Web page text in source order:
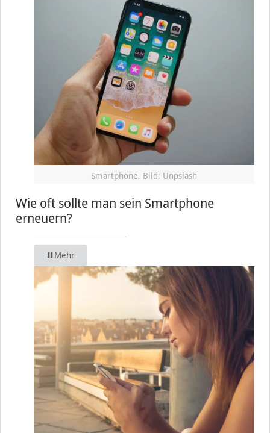
Smartphone, Bild: Unpslash
Wie oft sollte man sein Smartphone
erneuern?
Mehr